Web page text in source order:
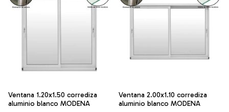
Ventana 1.20x1.50 corrediza
aluminio blanco MODENA
Ventana 2.00x1.10 corrediza
aluminio blanco MODENA